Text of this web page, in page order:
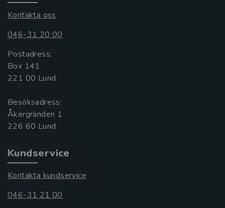
Kontakta oss
046-31 20 00
Postadress:
Box 141
221 00 Lund
Besöksadress:
Åkergränden 1
Kundservice
Kontakta kundservice
046-31 21 00